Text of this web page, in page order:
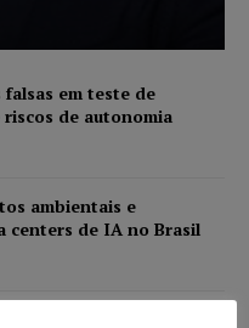
em teste de
de autonomia
ambientais e
centers de IA no Brasil